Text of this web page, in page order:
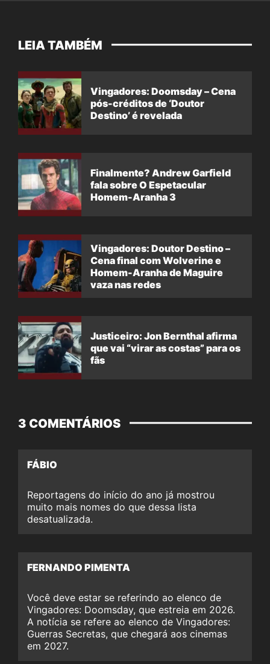
LEIA TAMBÉM
Vingadores: Doomsday – Cena
pós-créditos de ‘Doutor
Destino’ é revelada
Finalmente? Andrew Garfield
fala sobre O Espetacular
Homem-Aranha 3
Vingadores: Doutor Destino –
Cena final com Wolverine e
Homem-Aranha de Maguire
vaza nas redes
Justiceiro: Jon Bernthal afirma
que vai “virar as costas” para os
fãs
3 COMENTÁRIOS
FÁBIO
Reportagens do início do ano já mostrou
muito mais nomes do que dessa lista
desatualizada.
FERNANDO PIMENTA
Você deve estar se referindo ao elenco de
Vingadores: Doomsday, que estreia em 2026.
A notícia se refere ao elenco de Vingadores:
Guerras Secretas, que chegará aos cinemas
em 2027.